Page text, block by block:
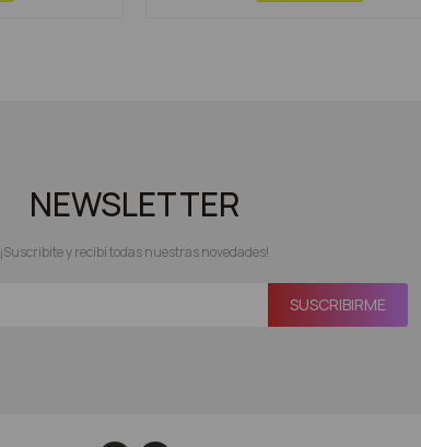
NEWSLETTER
¡Suscribite y recibí todas nuestras novedades!
SUSCRIBIRME